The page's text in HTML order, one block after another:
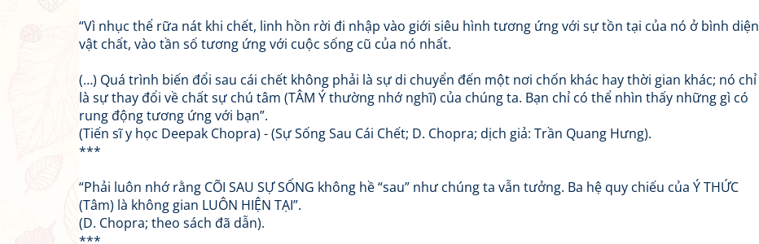
“Vì nhục thể rữa nát khi chết, linh hồn rời đi nhập vào giới siêu hình tương ứng với sự tồn tại của nó ở bình diện
vật chất, vào tần số tương ứng với cuộc sống cũ của nó nhất.
(…) Quá trình biến đổi sau cái chết không phải là sự di chuyển đến một nơi chốn khác hay thời gian khác; nó chỉ
là sự thay đổi về chất sự chú tâm (TÂM Ý thường nhớ nghĩ) của chúng ta. Bạn chỉ có thể nhìn thấy những gì có
rung động tương ứng với bạn”.
(Tiến sĩ y học Deepak Chopra) - (Sự Sống Sau Cái Chết; D. Chopra; dịch giả: Trần Quang Hưng).
***
“Phải luôn nhớ rằng CÕI SAU SỰ SỐNG không hề “sau” như chúng ta vẫn tưởng. Ba hệ quy chiếu của Ý THỨC
(Tâm) là không gian LUÔN HIỆN TẠI”.
(D. Chopra; theo sách đã dẫn).